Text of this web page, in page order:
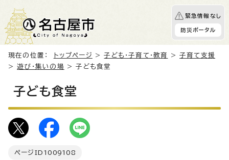
緊急情報なし
防災ポータル
現在の位置： トップページ >子ども・子育て・教育 >子育て支援
>遊び・集いの場 > 子ども食堂
子ども食堂
ページID 1009108